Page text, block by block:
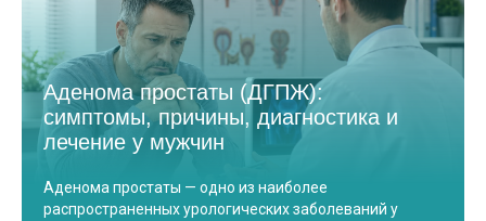
Аденома простаты (ДГПЖ):
симптомы, причины, диагностика и
лечение у мужчин
Аденома простаты — одно из наиболее
распространенных урологических заболеваний у